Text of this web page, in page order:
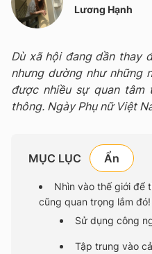
Lương Hạnh
Dù xã hội đang dần thay
nhưng dường như những
được nhiều sự quan tâm
thông. Ngày Phụ nữ Việt
MỤC LỤC
Nhìn vào thế giới để
cũng quan trọng lắm đó!
Sử dụng công
Tập trung vào